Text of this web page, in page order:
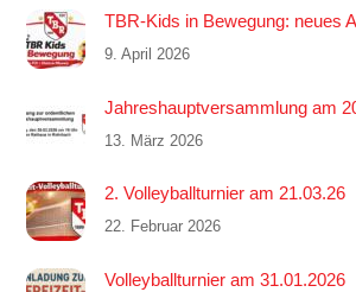
TBR-Kids in Bewegung: neues
9. April 2026
Jahreshauptversammlung am
13. März 2026
2. Volleyballturnier am 21.03.26
22. Februar 2026
Volleyballturnier am 31.01.2026